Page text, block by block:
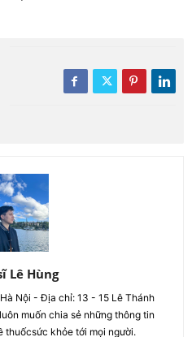
Lê Hùng
Nội - Địa chỉ: 13 - 15 Lê Thánh
muốn chia sẻ những thông tin
thuốcsức khỏe tới mọi người.